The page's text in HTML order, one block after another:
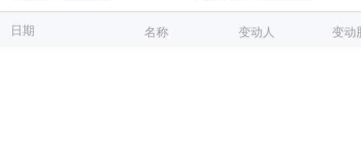
日期 名称 变动人 变动